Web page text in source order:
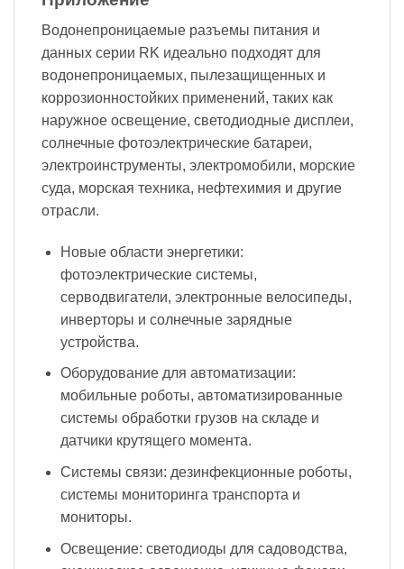
Водонепроницаемые разъемы питания и
данных серии RK идеально подходят для
водонепроницаемых, пылезащищенных и
коррозионностойких применений, таких как
наружное освещение, светодиодные дисплеи,
солнечные фотоэлектрические батареи,
электроинструменты, электромобили, морские
суда, морская техника, нефтехимия и другие
отрасли.
Новые области энергетики:
фотоэлектрические системы,
серводвигатели, электронные велосипеды,
инверторы и солнечные зарядные
устройства.
Оборудование для автоматизации:
мобильные роботы, автоматизированные
системы обработки грузов на складе и
датчики крутящего момента.
Системы связи: дезинфекционные роботы,
системы мониторинга транспорта и
мониторы.
Освещение: светодиоды для садоводства,